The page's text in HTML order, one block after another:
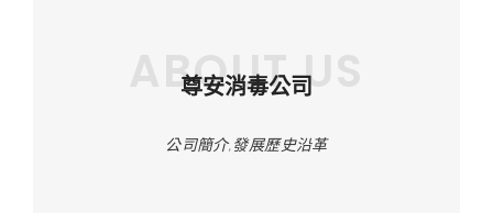
ABOUT US
尊安消毒公司
公司簡介,發展歷史沿革